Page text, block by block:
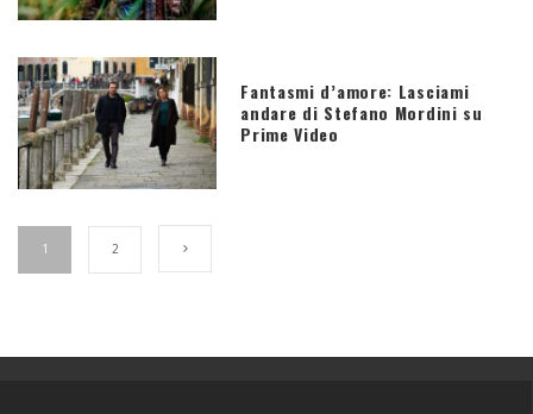
Fantasmi d’amore: Lasciami
andare di Stefano Mordini su
Prime Video
1 2